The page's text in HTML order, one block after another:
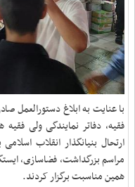
با عنایت به ابلاغ دستورالعمل
فقیه، دفاتر نمایندگی ولی
ارتحال بنیانگذار انقلاب
مراسم بزرگداشت، فضاسازی،
همین مناسبت برگزار کردند.